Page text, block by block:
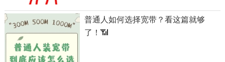
普通人如何选择宽带？看这篇就够
了！📶